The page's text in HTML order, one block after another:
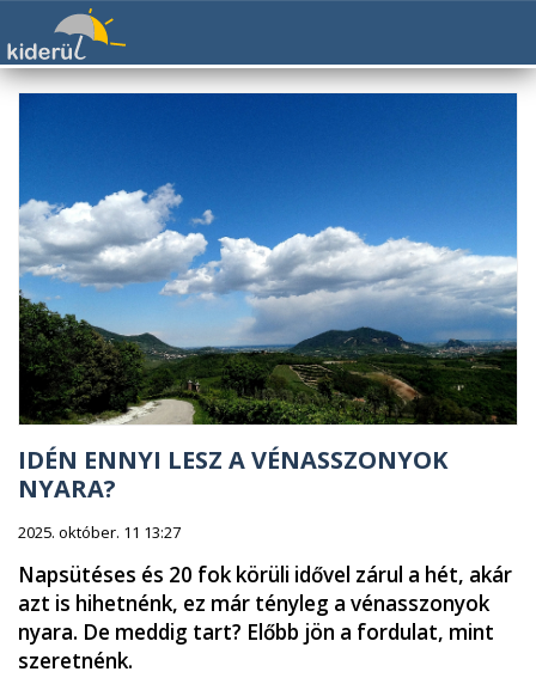
IDÉN ENNYI LESZ A VÉNASSZONYOK
NYARA?
2025. október. 11 13:27
Napsütéses és 20 fok körüli idővel zárul a hét, akár
azt is hihetnénk, ez már tényleg a vénasszonyok
nyara. De meddig tart? Előbb jön a fordulat, mint
szeretnénk.